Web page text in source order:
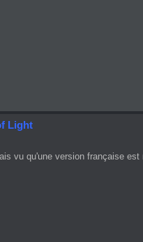
Light
vu qu'une version française